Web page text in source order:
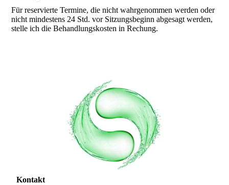
Für reservierte Termine, die nicht wahrgenommen werden oder
nicht mindestens 24 Std. vor Sitzungsbeginn abgesagt werden,
stelle ich die Behandlungskosten in Rechung.
Kontakt